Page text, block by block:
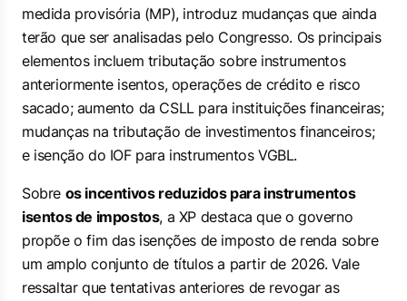
medida provisória (MP), introduz mudanças que ainda
terão que ser analisadas pelo Congresso. Os principais
elementos incluem tributação sobre instrumentos
anteriormente isentos, operações de crédito e risco
sacado; aumento da CSLL para instituições financeiras;
mudanças na tributação de investimentos financeiros;
e isenção do IOF para instrumentos VGBL.
Sobre os incentivos reduzidos para instrumentos
isentos de impostos, a XP destaca que o governo
propõe o fim das isenções de imposto de renda sobre
um amplo conjunto de títulos a partir de 2026. Vale
ressaltar que tentativas anteriores de revogar as